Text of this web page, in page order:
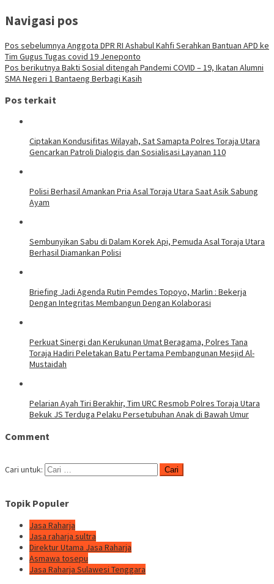
Navigasi pos
Pos sebelumnya Anggota DPR RI Ashabul Kahfi Serahkan Bantuan APD ke
Tim Gugus Tugas covid 19 Jeneponto
Pos berikutnya Bakti Sosial ditengah Pandemi COVID – 19, Ikatan Alumni
SMA Negeri 1 Bantaeng Berbagi Kasih
Pos terkait
Ciptakan Kondusifitas Wilayah, Sat Samapta Polres Toraja Utara
Gencarkan Patroli Dialogis dan Sosialisasi Layanan 110
Polisi Berhasil Amankan Pria Asal Toraja Utara Saat Asik Sabung
Ayam
Sembunyikan Sabu di Dalam Korek Api, Pemuda Asal Toraja Utara
Berhasil Diamankan Polisi
Briefing Jadi Agenda Rutin Pemdes Topoyo, Marlin : Bekerja
Dengan Integritas Membangun Dengan Kolaborasi
Perkuat Sinergi dan Kerukunan Umat Beragama, Polres Tana
Toraja Hadiri Peletakan Batu Pertama Pembangunan Mesjid Al-
Mustaidah
Pelarian Ayah Tiri Berakhir, Tim URC Resmob Polres Toraja Utara
Bekuk JS Terduga Pelaku Persetubuhan Anak di Bawah Umur
Comment
Cari untuk:
Topik Populer
Jasa Raharja
Jasa raharja sultra
Direktur Utama Jasa Raharja
Asmawa tosepu
Jasa Raharja Sulawesi Tenggara